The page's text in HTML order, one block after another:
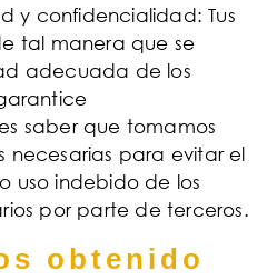
y confidencialidad: Tus
tal manera que se
adecuada de los
saber que tomamos
necesarias para evitar el
uso indebido de los
por parte de terceros.
obtenido